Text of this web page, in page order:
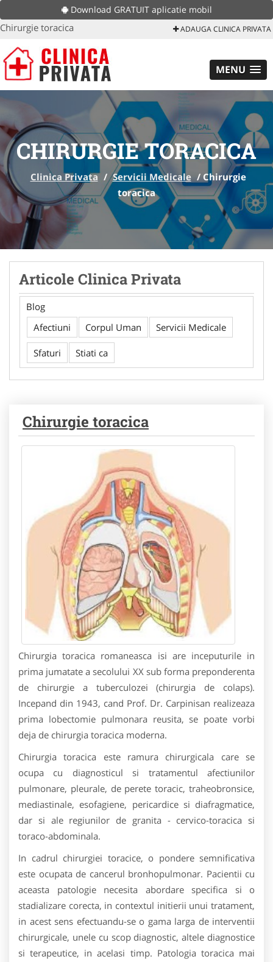
Download GRATUIT aplicatie mobil
Chirurgie toracica ADAUGA CLINICA PRIVATA
MENU
CHIRURGIE TORACICA
Clinica Privata / Servicii Medicale /Chirurgie
toracica
Articole Clinica Privata
Blog
Afectiuni
Corpul Uman Servicii Medicale
Sfaturi Stiati ca
Chirurgie toracica
Chirurgia toracica romaneasca isi are inceputurile in
prima jumatate a secolului XX sub forma preponderenta
de chirurgie a tuberculozei (chirurgia de colaps).
Incepand din 1943, cand Prof. Dr. Carpinisan realizeaza
prima lobectomie pulmonara reusita, se poate vorbi
deja de chirurgia toracica moderna.
Chirurgia toracica este ramura chirurgicala care se
ocupa cu diagnosticul si tratamentul afectiunilor
pulmonare, pleurale, de perete toracic, traheobronsice,
mediastinale, esofagiene, pericardice si diafragmatice,
dar si ale regiunilor de granita - cervico-toracica si
toraco-abdominala.
In cadrul chirurgiei toracice, o pondere semnificativa
este ocupata de cancerul bronhopulmonar. Pacientii cu
aceasta patologie necesita abordare specifica si o
stadializare corecta, in contextul initierii unui tratament,
in acest sens efectuandu-se o gama larga de interventii
chirurgicale, unele cu scop diagnostic, altele diagnostice
si terapeutice, in acelasi timp. Patologia toracica mai